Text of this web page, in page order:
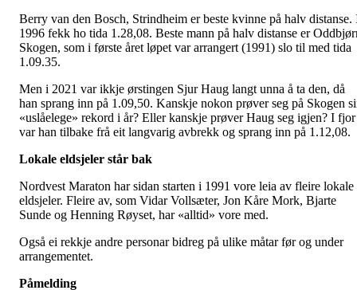
Berry van den Bosch, Strindheim er beste kvinne på halv distanse.
1996 fekk ho tida 1.28,08. Beste mann på halv distanse er
Skogen, som i første året løpet var arrangert (1991) slo til med tida
1.09.35.
Men i 2021 var ikkje ørstingen Sjur Haug langt unna å ta den, då
han sprang inn på 1.09,50. Kanskje nokon prøver seg på Skogen
«uslåelege» rekord i år? Eller kanskje prøver Haug seg igjen? I fjor
var han tilbake frå eit langvarig avbrekk og sprang inn på 1.12,08.
Lokale eldsjeler står bak
Nordvest Maraton har sidan starten i 1991 vore leia av fleire lokale
eldsjeler. Fleire av, som Vidar Vollsæter, Jon Kåre Mork, Bjarte
Sunde og Henning Røyset, har «alltid» vore med.
Også ei rekkje andre personar bidreg på ulike måtar før og under
arrangementet.
Påmelding